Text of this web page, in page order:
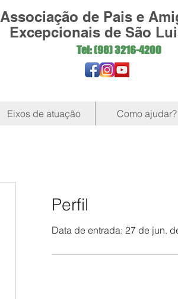
Associação de Pais e
Excepcionais de São
Tel: (98)3216-4200
Eixos de atuação Como ajudar?
Perfil
Data de entrada: 27 de jun.